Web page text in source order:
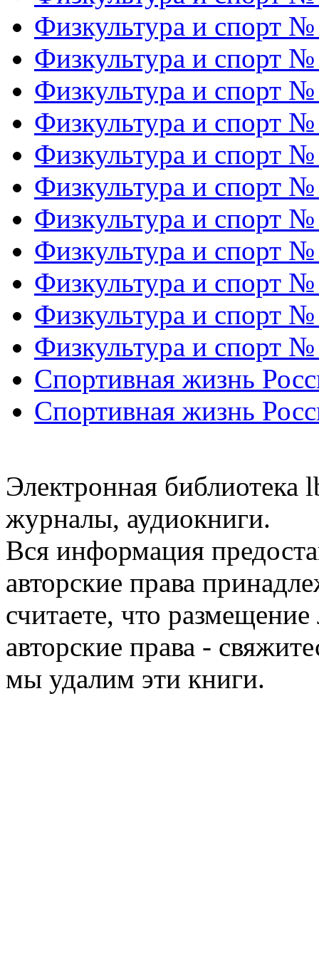
Физкультура и спорт
Физкультура и спорт
Физкультура и спорт
Физкультура и спорт
Физкультура и спорт
Физкультура и спорт
Физкультура и спорт
Физкультура и спорт
Физкультура и спорт
Физкультура и спорт
Физкультура и спорт
Спортивная жизнь
Спортивная жизнь
Электронная библиотека
журналы, аудиокниги.
Вся информация
авторские права
считаете, что
авторские права -
мы удалим эти книги.